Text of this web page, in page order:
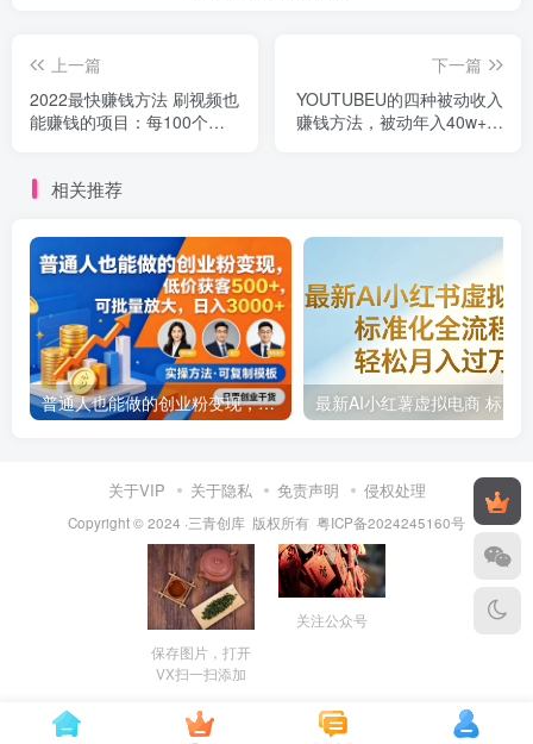
上一篇
2022最快赚钱方法 刷视频也
能赚钱的项目：每100个视
下一篇
YOUTUBEU的四种被动收入
赚钱方法，被动年入40w+美
相关推荐
普通人也能做的创业粉变现，可批量放大，号称日入 3000+
关于VIP 关于隐私 免责声明 侵权处理
Copyright © 2024 ·三青创库 版权所有 粤ICP备2024245160号
保存图片，打开
VX扫一扫添加
关注公众号